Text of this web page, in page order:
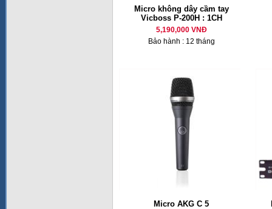
Micro không dây cầm tay
Vicboss P-200H : 1CH
5,190,000 VNĐ
Bảo hành : 12 tháng
Micro AKG C 5